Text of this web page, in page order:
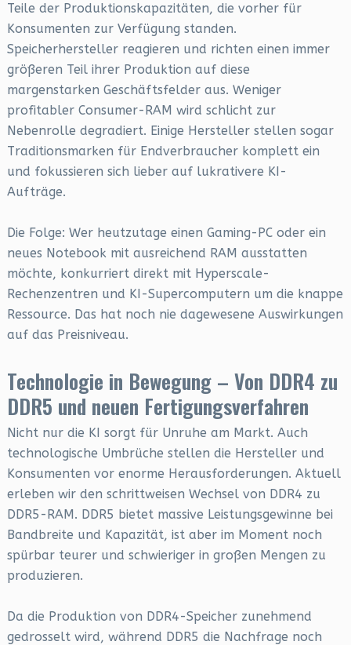
Teile der Produktionskapazitäten, die vorher für
Konsumenten zur Verfügung standen.
Speicherhersteller reagieren und richten einen immer
größeren Teil ihrer Produktion auf diese
margenstarken Geschäftsfelder aus. Weniger
profitabler Consumer-RAM wird schlicht zur
Nebenrolle degradiert. Einige Hersteller stellen sogar
Traditionsmarken für Endverbraucher komplett ein
und fokussieren sich lieber auf lukrativere KI-
Aufträge.
Die Folge: Wer heutzutage einen Gaming-PC oder ein
neues Notebook mit ausreichend RAM ausstatten
möchte, konkurriert direkt mit Hyperscale-
Rechenzentren und KI-Supercomputern um die knappe
Ressource. Das hat noch nie dagewesene Auswirkungen
auf das Preisniveau.
Technologie in Bewegung – Von DDR4 zu
DDR5 und neuen Fertigungsverfahren
Nicht nur die KI sorgt für Unruhe am Markt. Auch
technologische Umbrüche stellen die Hersteller und
Konsumenten vor enorme Herausforderungen. Aktuell
erleben wir den schrittweisen Wechsel von DDR4 zu
DDR5-RAM. DDR5 bietet massive Leistungsgewinne bei
Bandbreite und Kapazität, ist aber im Moment noch
spürbar teurer und schwieriger in großen Mengen zu
produzieren.
Da die Produktion von DDR4-Speicher zunehmend
gedrosselt wird, während DDR5 die Nachfrage noch